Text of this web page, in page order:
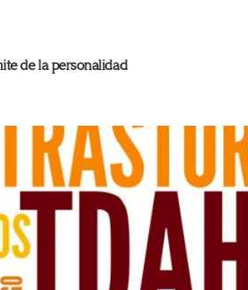
de la personalidad